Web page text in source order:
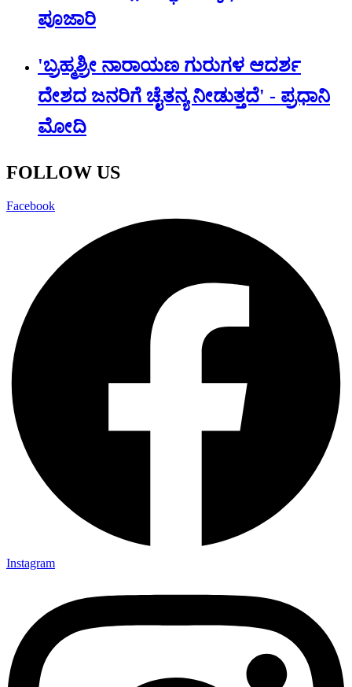
ಪೂಜಾರಿ
'ಬ್ರಹ್ಮಶ್ರೀ ನಾರಾಯಣ ಗುರುಗಳ ಆದರ್ಶ
ದೇಶದ ಜನರಿಗೆ ಚೈತನ್ಯ ನೀಡುತ್ತದೆ' - ಪ್ರಧಾನಿ
ಮೋದಿ
FOLLOW US
Facebook
Instagram